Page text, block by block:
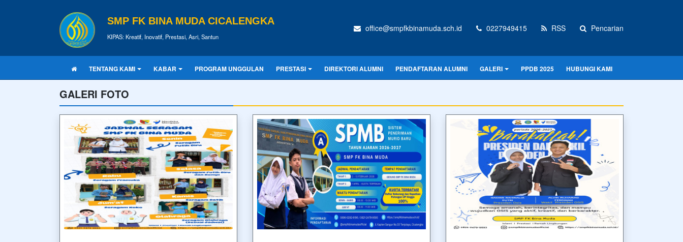
SMP FK BINA MUDA CICALENGKA
KIPAS: Kreatif, Inovatif, Prestasi, Asri, Santun
office@smpfkbinamuda.sch.id 0227949415 RSS Pencarian
TENTANG KAMI KABAR PROGRAM UNGGULAN PRESTASI DIREKTORI ALUMNI PENDAFTARAN ALUMNI GALERI PPDB 2025 HUBUNGI KAMI
GALERI FOTO